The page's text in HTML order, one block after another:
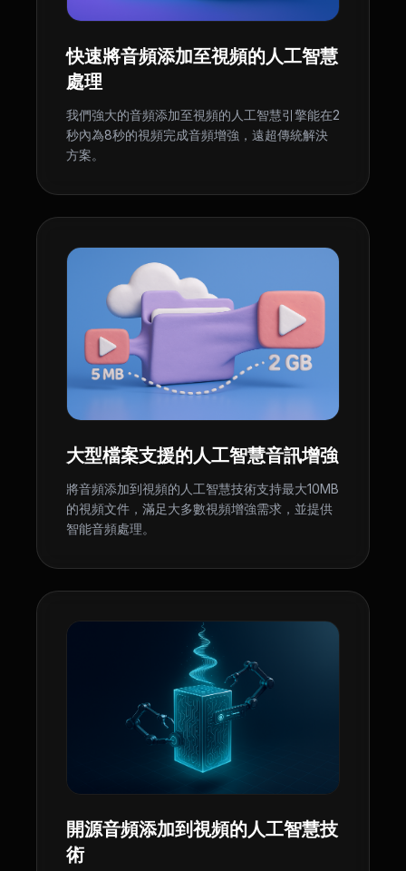
快速將音頻添加至視頻的人工智慧
處理
我們強大的音頻添加至視頻的人工智慧引擎能在2
秒內為8秒的視頻完成音頻增強，遠超傳統解決
方案。
大型檔案支援的人工智慧音訊增強
將音頻添加到視頻的人工智慧技術支持最大10MB
的視頻文件，滿足大多數視頻增強需求，並提供
智能音頻處理。
開源音頻添加到視頻的人工智慧技
術